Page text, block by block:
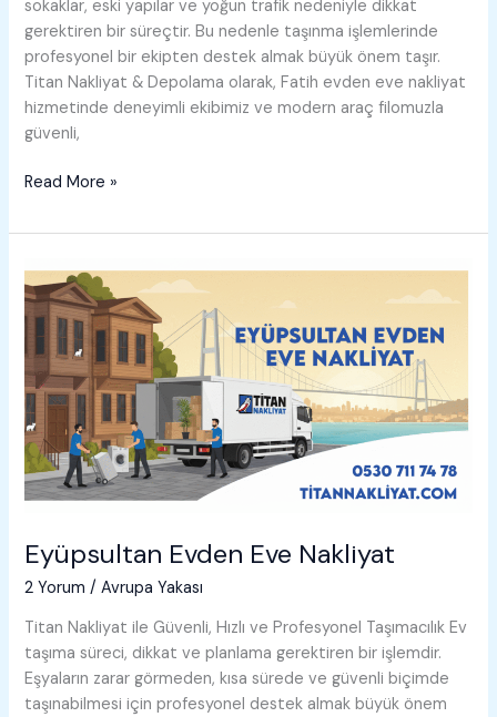
sokaklar, eski yapılar ve yoğun trafik nedeniyle dikkat
gerektiren bir süreçtir. Bu nedenle taşınma işlemlerinde
profesyonel bir ekipten destek almak büyük önem taşır.
Titan Nakliyat & Depolama olarak, Fatih evden eve nakliyat
hizmetinde deneyimli ekibimiz ve modern araç filomuzla
güvenli,
Fatih
Eve
Read More »
Eyüpsultan Evden Eve Nakliyat
2 Yorum /Avrupa Yakası
Titan Nakliyat ile Güvenli, Hızlı ve Profesyonel Taşımacılık Ev
taşıma süreci, dikkat ve planlama gerektiren bir işlemdir.
Eşyaların zarar görmeden, kısa sürede ve güvenli biçimde
taşınabilmesi için profesyonel destek almak büyük önem